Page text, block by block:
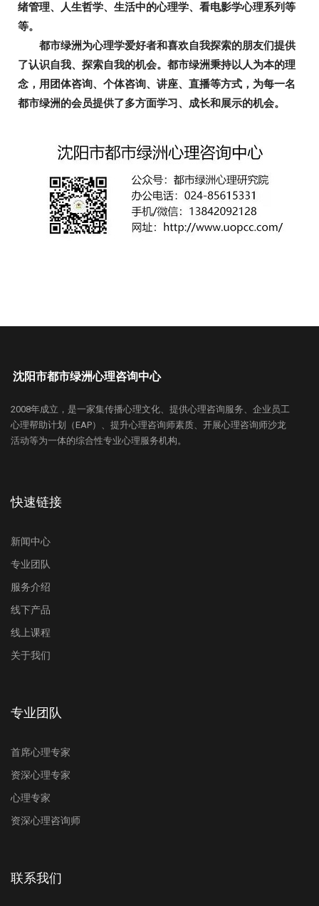
绪管理、人生哲学、生活中的心理学、看电影学心理系列等
等。
都市绿洲为心理学爱好者和喜欢自我探索的朋友们提供
了认识自我、探索自我的机会。都市绿洲秉持以人为本的理
念，用团体咨询、个体咨询、讲座、直播等方式，为每一名
都市绿洲的会员提供了多方面学习、成长和展示的机会。
沈阳市都市绿洲心理咨询中心
2008年成立，是一家集传播心理文化、提供心理咨询服务、企业员工
心理帮助计划（EAP）、提升心理咨询师素质、开展心理咨询师沙龙
活动等为一体的综合性专业心理服务机构。
快速链接
新闻中心
专业团队
服务介绍
线下产品
线上课程
关于我们
专业团队
首席心理专家
资深心理专家
心理专家
资深心理咨询师
联系我们